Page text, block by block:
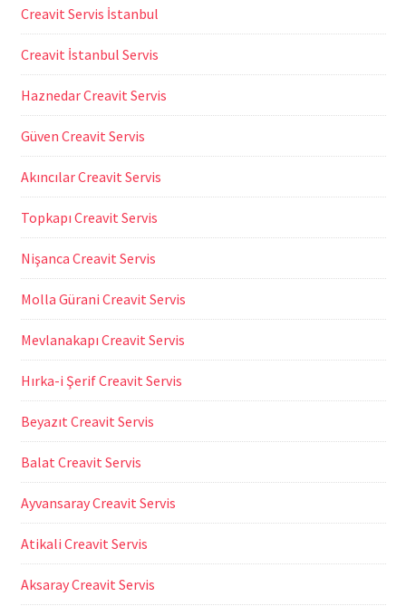
Creavit Servis İstanbul
Creavit İstanbul Servis
Haznedar Creavit Servis
Güven Creavit Servis
Akıncılar Creavit Servis
Topkapı Creavit Servis
Nişanca Creavit Servis
Molla Gürani Creavit Servis
Mevlanakapı Creavit Servis
Hırka-i Şerif Creavit Servis
Beyazıt Creavit Servis
Balat Creavit Servis
Ayvansaray Creavit Servis
Atikali Creavit Servis
Aksaray Creavit Servis